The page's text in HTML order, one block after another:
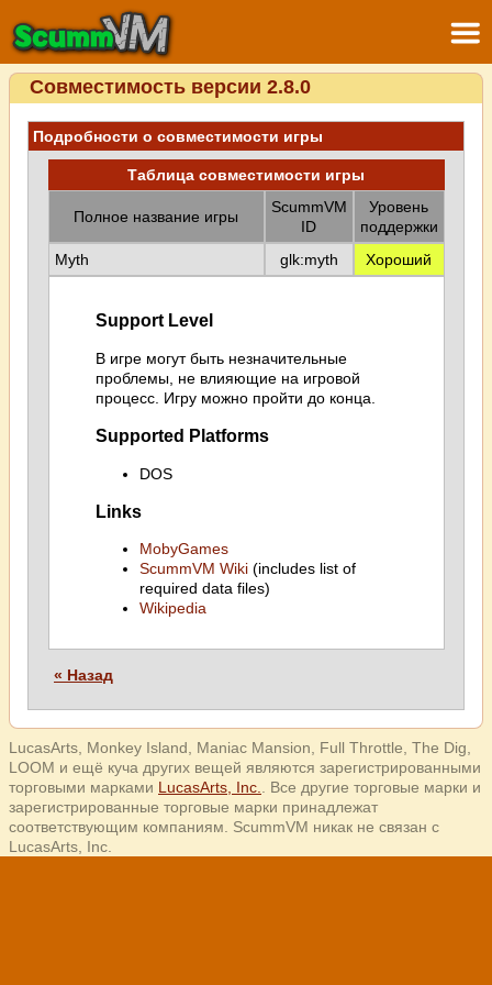
Совместимость версии 2.8.0
Подробности о совместимости игры
Таблица совместимости игры
Полное название игры
ScummVM
ID
Уровень
поддержки
Myth
glk:myth Хороший
Support Level
В игре могут быть незначительные
проблемы, не влияющие на игровой
процесс. Игру можно пройти до конца.
Supported Platforms
DOS
Links
MobyGames
ScummVM Wiki(includes list of
required data files)
Wikipedia
« Назад
LucasArts, Monkey Island, Maniac Mansion, Full Throttle, The Dig,
LOOM и ещё куча других вещей являются зарегистрированными
торговыми марками LucasArts, Inc.
. Все другие торговые марки и
зарегистрированные торговые марки принадлежат
соответствующим компаниям. ScummVM никак не связан с
LucasArts, Inc.